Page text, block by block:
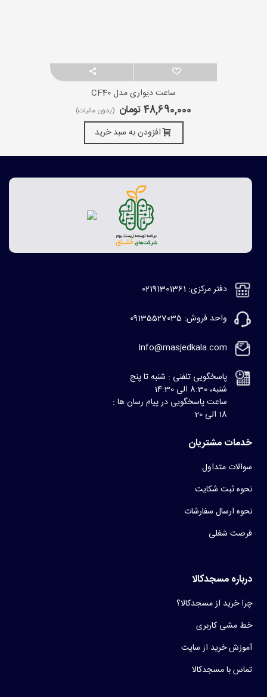
ساعت دیواری مدل CF40
48,690,000 تومان (بدون مالیات)
افزودن به سبد خرید
دفتر مرکزی: 02191301361
واحد فروش: 09135527035
Info@masjedkala.com
پاسخگویی تلفنی : شنبه تا پنج
شنبه، 8:30 الی 14:30
ساعت پاسخگویی در پیام رسان ها :
18 الی 20
خدمات مشتریان
سوالات متداول
نحوه ثبت شکایت
نحوه ارسال سفارشات
فرصت شغلی
درباره مسجدکالا
چرا خرید از مسجدکالا؟
خط مشی کاربری
آموزش خرید از سایت
تماس با مسجدکالا